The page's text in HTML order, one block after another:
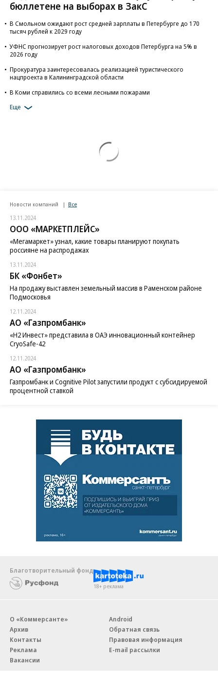
бюллетене на выборах в ЗакС
В Смольном ожидают рост средней зарплаты в Петербурге до 170
тысяч рублей к 2029 году
УФНС прогнозирует рост налоговых доходов Петербурга на 5% в
2026 году
Прокуратура заинтересовалась реализацией туристического
нацпроекта в Калининградской области
В Коми справились со всеми лесными пожарами
Еще
Новости компаний Все
13.11.2024
ООО «МАРКЕТПЛЕЙС»
«Мегамаркет» узнал, какие товары планируют покупать
россияне на распродажах
13.11.2024
БК «Фонбет»
На продажу выставлен земельный массив в Раменском районе
Подмосковья
12.11.2024
АО «Газпромбанк»
«H2 Инвест» представила в ОАЭ инновационный контейнер
CryoSafe-42
12.11.2024
АО «Газпромбанк»
Газпромбанк и Cognitive Pilot запустили продукт с субсидируемой
процентной ставкой
Благотворительный фонд
18+ реклама
О «Коммерсанте»
Архив
Контакты
Реклама
Вакансии
Android
Обратная связь
Правовая информация
E-mail рассылки